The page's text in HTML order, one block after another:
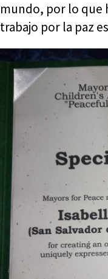
mundo, por lo que
trabajo por la paz